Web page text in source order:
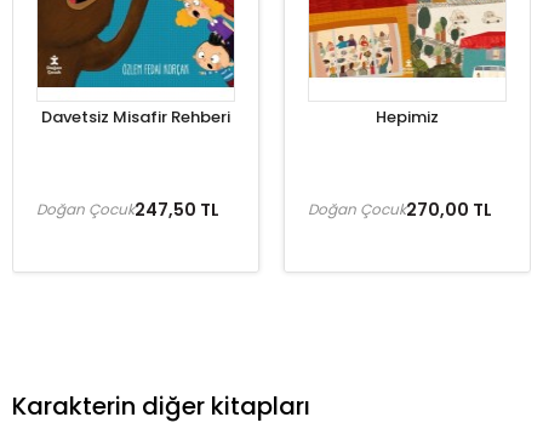
Davetsiz Misafir Rehberi
247,50 TL
Doğan Çocuk
Hepimiz
270,00 TL
Doğan Çocuk
Karakterin diğer kitapları